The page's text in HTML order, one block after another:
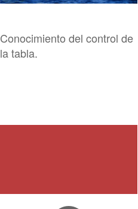
Conocimiento del control de
la tabla.